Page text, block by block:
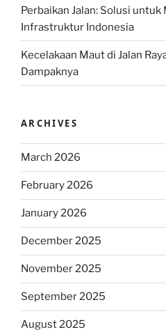
Perbaikan Jalan: Solusi
Infrastruktur Indonesia
Kecelakaan Maut di Jalan
Dampaknya
ARCHIVES
March 2026
February 2026
January 2026
December 2025
November 2025
September 2025
August 2025